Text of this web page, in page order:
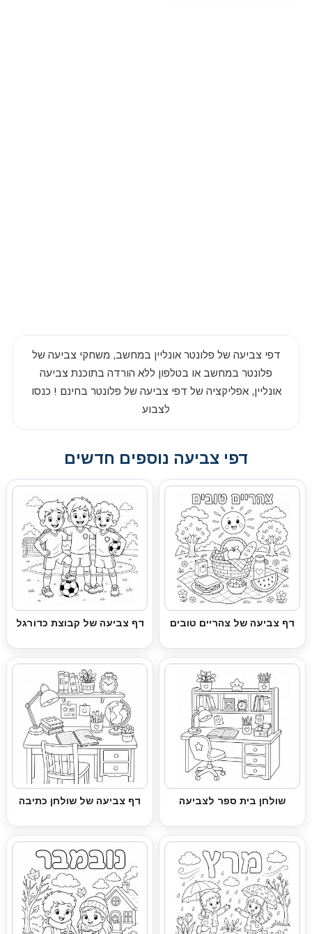
דפי צביעה של פלונטר אונליין במחשב, משחקי צביעה של
פלונטר במחשב או בטלפון ללא הורדה בתוכנת צביעה
אונליין, אפליקציה של דפי צביעה של פלונטר בחינם ! כנסו
לצבוע
דפי צביעה נוספים חדשים
דף צביעה של צהריים טובים דף צביעה של קבוצת כדורגל
שולחן בית ספר לצביעה דף צביעה של שולחן כתיבה